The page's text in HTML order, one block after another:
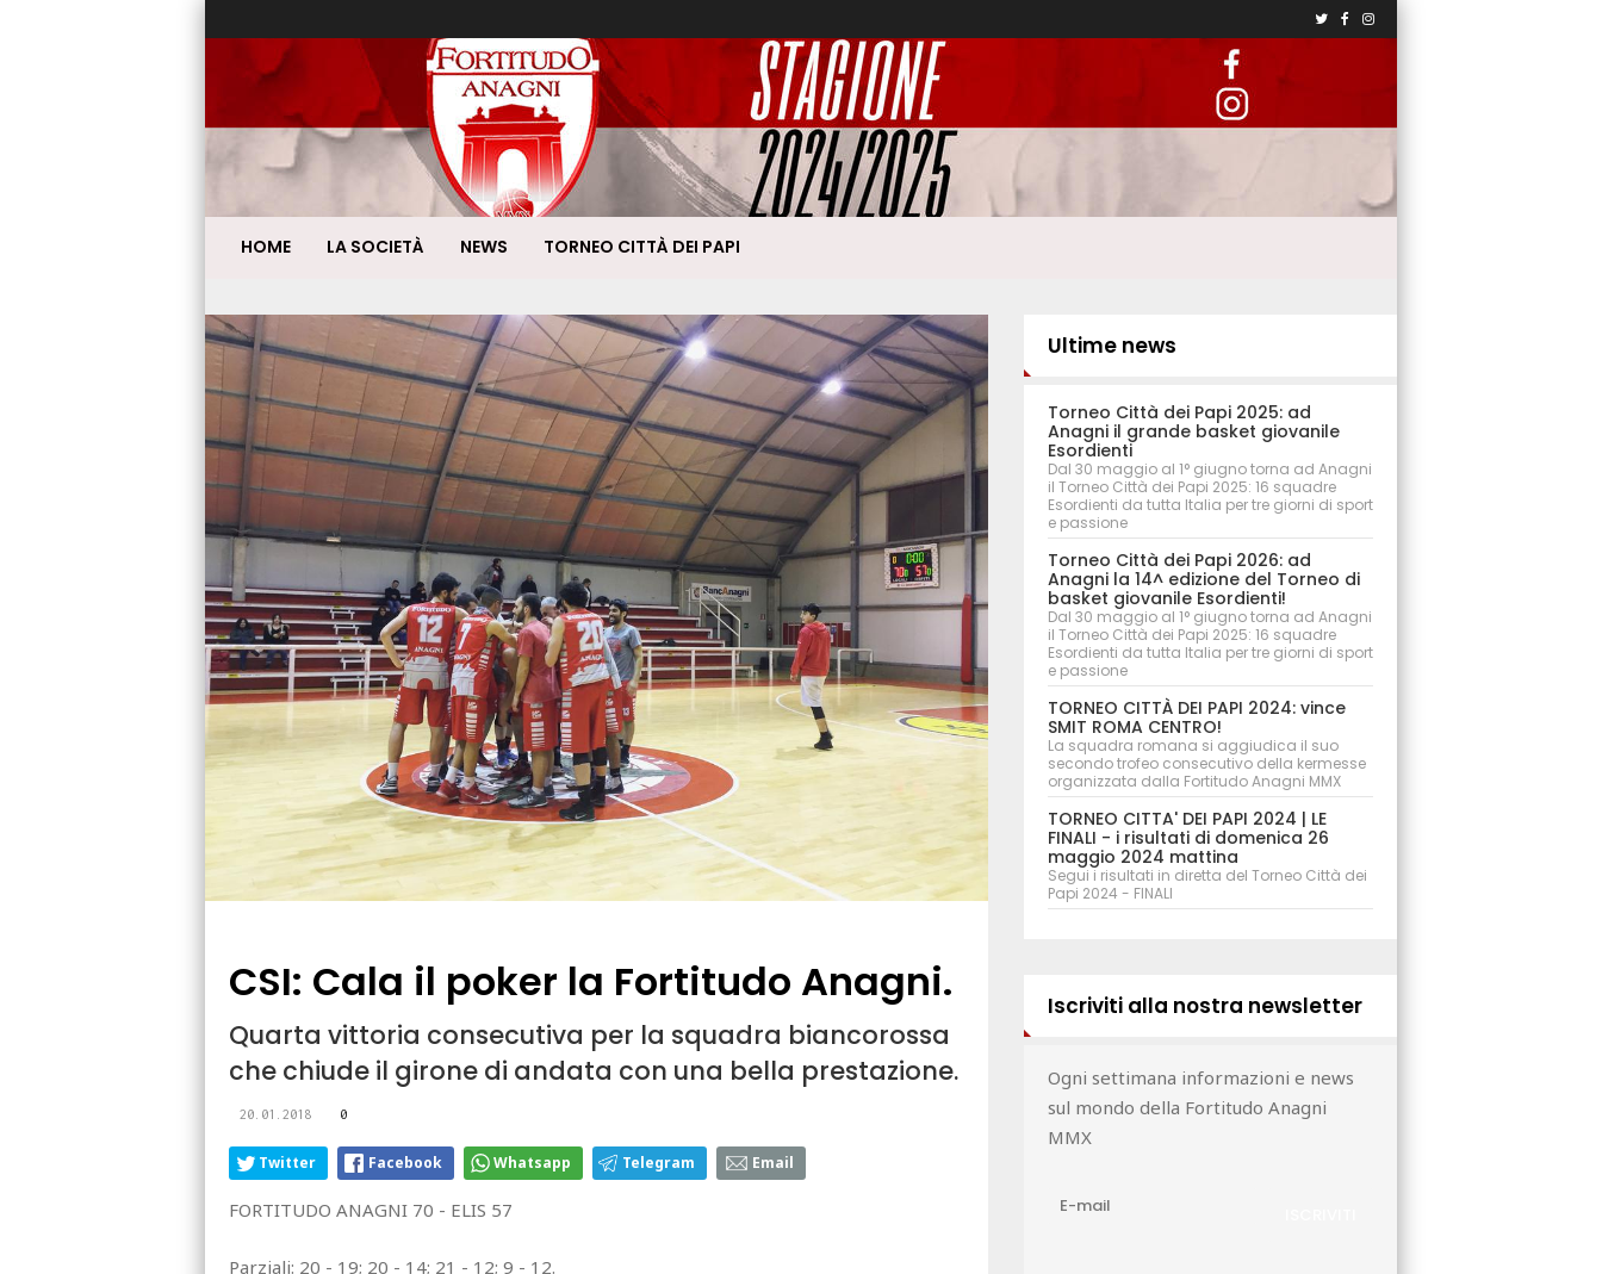
HOME LA SOCIETÀ NEWS TORNEO CITTÀ DEI PAPI
CSI: Cala il poker la Fortitudo Anagni.
Quarta vittoria consecutiva per la squadra biancorossa
che chiude il girone di andata con una bella prestazione.
20.01.2018 0
Twitter Facebook Whatsapp Telegram Email
FORTITUDO ANAGNI 70 - ELIS 57
Parziali: 20 - 19; 20 - 14; 21 - 12; 9 - 12.
Ultime news
Torneo Città dei Papi 2025: ad
Anagni il grande basket giovanile
Esordienti
Dal 30 maggio al 1° giugno torna ad Anagni
il Torneo Città dei Papi 2025: 16 squadre
Esordienti da tutta Italia per tre giorni di sport
e passione
Torneo Città dei Papi 2026: ad
Anagni la 14^ edizione del Torneo di
basket giovanile Esordienti!
Dal 30 maggio al 1° giugno torna ad Anagni
il Torneo Città dei Papi 2025: 16 squadre
Esordienti da tutta Italia per tre giorni di sport
e passione
TORNEO CITTÀ DEI PAPI 2024: vince
SMIT ROMA CENTRO!
La squadra romana si aggiudica il suo
secondo trofeo consecutivo della kermesse
organizzata dalla Fortitudo Anagni MMX
TORNEO CITTA' DEI PAPI 2024 | LE
FINALI - i risultati di domenica 26
maggio 2024 mattina
Segui i risultati in diretta del Torneo Città dei
Papi 2024 - FINALI
Iscriviti alla nostra newsletter
Ogni settimana informazioni e news
sul mondo della Fortitudo Anagni
MMX